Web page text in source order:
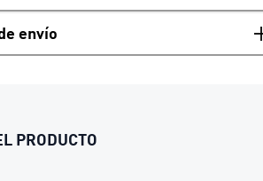
envío
PRODUCTO